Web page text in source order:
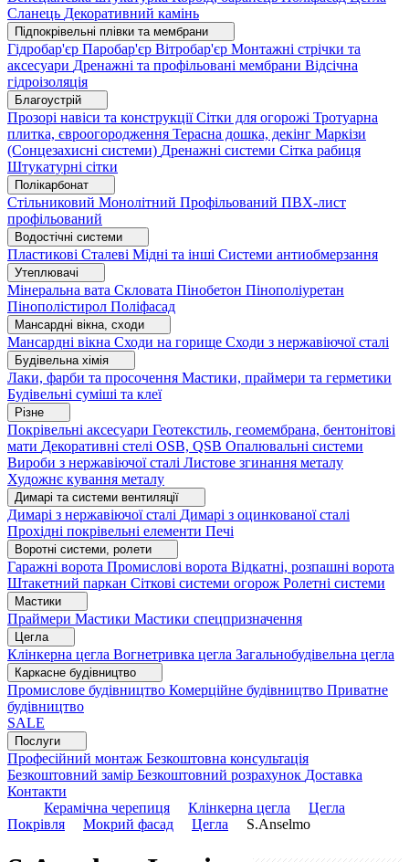
Сланець Декоративний камінь
Підпокрівельні плівки та мембрани
Гідробар'єр Паробар'єр Вітробар'єр Монтажні стрічки та
аксесуари Дренажні та профільовані мембрани Відсічна
гідроізоляція
Благоустрій
Прозорі навіси та конструкціїСітки для огорожі Тротуарна
плитка, євроогородження Терасна дошка, декінг Маркізи
(Сонцезахисні системи) Дренажні системи Сітка рабиця
Штукатурні сітки
Полікарбонат
Стільниковий Монолітний Профільований ПВХ-лист
профільований
Водостічні системи
Пластикові Сталеві Мідні та інші Системи антиобмерзання
Утеплювачі
Мінеральна вата Скловата Пінобетон Пінополіуретан
Пінополістирол Поліфасад
Мансардні вікна, сходи
Мансардні вікна Сходи на горище Сходи з нержавіючої сталі
Будівельна хімія
Лаки, фарби та просочення Мастики, праймери та герметики
Будівельні суміші та клеї
Різне
Покрівельні аксесуари Геотекстиль, геомембрана, бентонітові
мати Декоративні стелі OSB, QSB Опалювальні системи
Вироби з нержавіючої сталі Листове згинання металу
Художнє кування металу
Димарі та системи вентиляції
Димарі з нержавіючої сталі Димарі з оцинкованої сталі
Прохідні покрівельні елементи Печі
Воротні системи, ролети
Гаражні ворота Промислові ворота Відкатні, розпашні ворота
Штакетний паркан Сіткові системи огорож Ролетні системи
Мастики
Праймери Мастики Мастики спецпризначення
Цегла
Клінкерна цегла Вогнетривка цегла Загальнобудівельна цегла
Каркасне будівництво
Промислове будівництво Комерційне будівництво Приватне
будівництво
SALE
Послуги
Професійний монтаж Безкоштовна консультація
Безкоштовний замір Безкоштовний розрахунок Доставка
Контакти
Керамічна черепиця
Клінкерна цегла
Цегла
Покрівля
Мокрий фасад Цегла S.Anselmo